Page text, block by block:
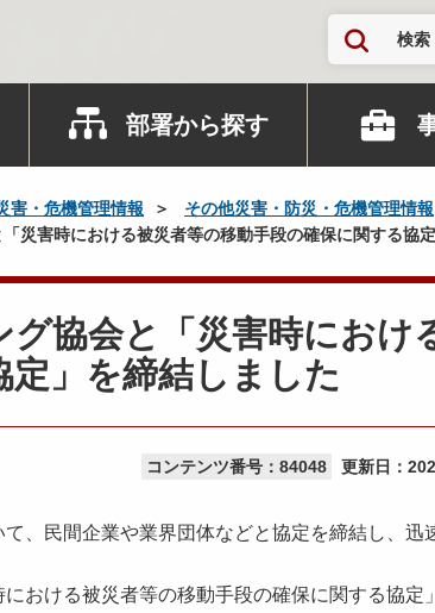
検索
部署から探す
害・危機管理情報
その他災害・防災・危機管理情報
災害時における被災者等の移動手段の確保に関する協
協会と「災害時におけ
」を締結しました
コンテンツ番号：84048 更新日：
、民間企業や業界団体などと協定を締結し、迅
おける被災者等の移動手段の確保に関する協定